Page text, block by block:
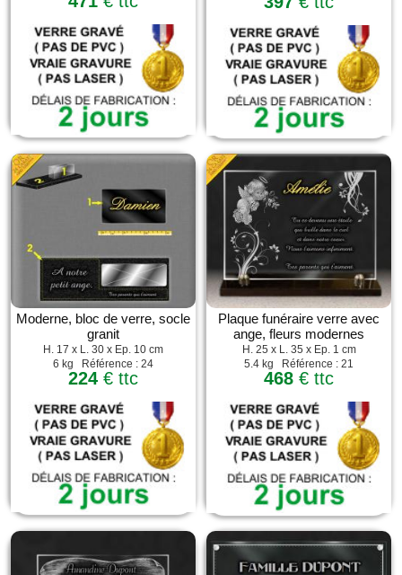
Moderne, bloc de verre, socle
granit
H. 17 x L. 30 x Ep. 10 cm
6 kg Référence : 24
224€ ttc
Plaque funéraire verre avec
ange, fleurs modernes
H. 25 x L. 35 x Ep. 1 cm
5.4 kg Référence : 21
468 € ttc